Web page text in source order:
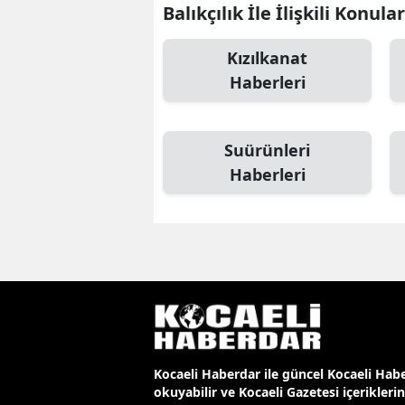
Balıkçılık İle İlişkili Konular
Kızılkanat
Haberleri
Suürünleri
Haberleri
Kocaeli Haberdar ile güncel Kocaeli
okuyabilir ve Kocaeli Gazetesi